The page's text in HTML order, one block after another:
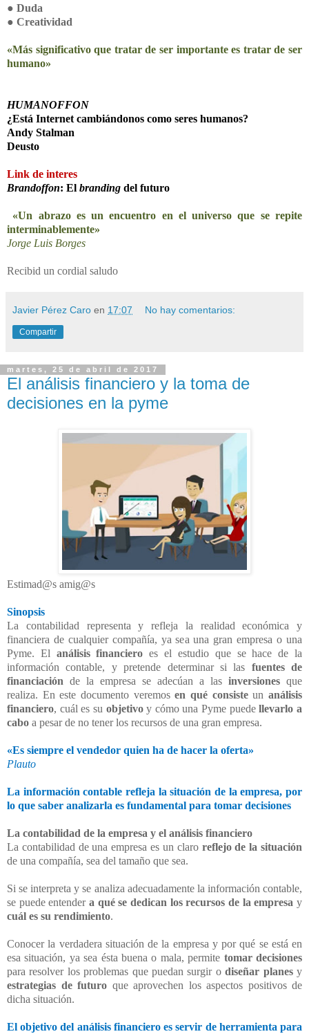
● Duda
● Creatividad
«Más significativo que tratar de ser importante es tratar de ser
humano»
HUMANOFFON
¿Está Internet cambiándonos como seres humanos?
Andy Stalman
Deusto
Link de interes
Brandoffon: El branding del futuro
«Un abrazo es un encuentro en el universo que se repite
interminablemente»
Jorge Luis Borges
Recibid un cordial saludo
Javier Pérez Caro en 17:07 No hay comentarios:
Compartir
martes, 25 de abril de 2017
El análisis financiero y la toma de
decisiones en la pyme
Estimad@s amig@s
Sinopsis
La contabilidad representa y refleja la realidad económica y
financiera de cualquier compañía, ya sea una gran empresa o una
Pyme. El análisis financiero es el estudio que se hace de la
información contable, y pretende determinar si las fuentes de
financiación de la empresa se adecúan a las inversiones que
realiza. En este documento veremosen qué consisteunanálisis
financiero, cuál es su objetivoy cómo una Pyme puedellevarlo a
cabo a pesar de no tener los recursos de una gran empresa.
«Es siempre el vendedor quien ha de hacer la oferta»
Plauto
La información contable refleja la situación de la empresa, por
lo que saber analizarla es fundamental para tomar decisiones
La contabilidad de la empresa y el análisis financiero
La contabilidad de una empresa es un claro reflejo de la situación
de una compañía, sea del tamaño que sea.
Si se interpreta y se analiza adecuadamente la información contable,
se puede entender a qué se dedican los recursos de la empresa y
cuál es su rendimiento.
Conocer la verdadera situación de la empresa y por qué se está en
esa situación, ya sea ésta buena o mala, permite tomar decisiones
para resolver los problemas que puedan surgir odiseñar planesy
estrategias de futuro que aprovechen los aspectos positivos de
dicha situación.
El objetivo del análisis financiero es servir de herramienta para